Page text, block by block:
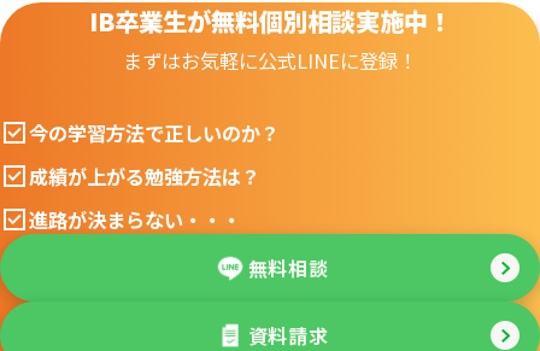
IB卒業生が無料個別相談実施中！
まずはお気軽に公式LINEに登録！
今の学習方法で正しいのか？
成績が上がる勉強方法は？
進路が決まらない・・・
無料相談
資料請求